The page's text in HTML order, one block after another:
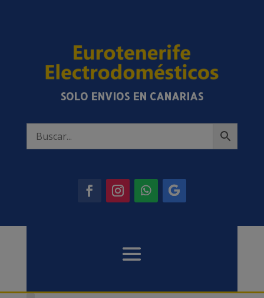
SOLO ENVIOS EN CANARIAS